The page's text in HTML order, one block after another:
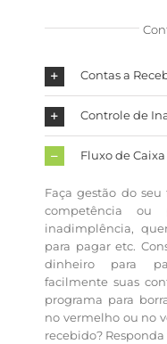
Contas a
Controle de
Fluxo de Caixa
Faça gestão do
competência
inadimplência,
para pagar etc.
dinheiro para
facilmente suas
programa para
no vermelho ou no
recebido?